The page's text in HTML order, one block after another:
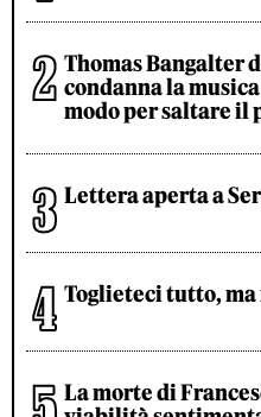
Thomas Bangalter
condanna la
modo per saltare il
Lettera aperta a
Toglieteci tutto,
La morte di